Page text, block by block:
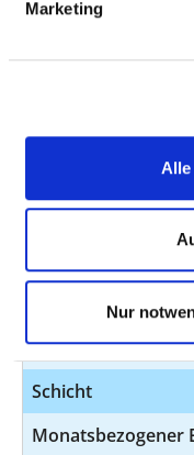
Marketing
Nur
Monatsbezogener
Akuter/
Personalausfall PFK
Pflegesensitiver
Station
Schicht
Monatsbezogener